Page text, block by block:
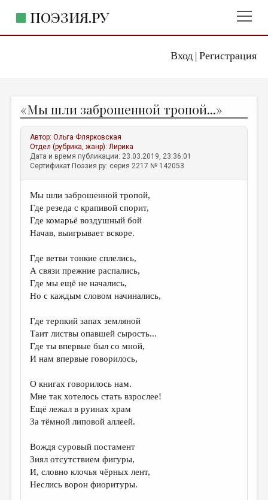
Вход| Регистрация
ПОЭЗИЯ.РУ
ЖАНРЫ
АВТОРЫ
КОММЕНТАРИИ
ЛИТСАЛОН
НОВОСТИ
ПРАВИЛА САЙТА
ИЗБРАННОЕ
ДАЙДЖЕСТ
ПЕРЕВОДЫ
КОНКУРСЫ
КНИЖНАЯ ПОЛКА
ОБЗОР ЛИТЕРАТУРЫ
ОБЪЯВЛЕНИЯ
КОЛОНКА РЕДАКТОРА
«Мы шли заброшенной тропой...»
Автор:Ольга Флярковская
Отдел (рубрика, жанр):Лирика
Дата и время публикации: 23.03.2019, 23:36:01
Сертификат Поэзия.ру: серия 2217 № 142053
Мы шли заброшенной тропой,
Где резеда с крапивой спорит,
Где комарьё воздушный бой
Начав, выигрывает вскоре.
Где ветви тонкие сплелись,
А связи прежние распались,
Где мы ещё не начались,
Но с каждым словом начинались,
Где терпкий запах земляной
Таит листвы опавшей сырость...
Где ты впервые был со мной,
И нам впервые говорилось,
О книгах говорилось нам.
Мне так хотелось стать взрослее!
Ещё лежал в руинах храм
За тёмной липовой аллеей.
Вождя суровый постамент
Зиял отсутствием фигуры,
И, словно клочья чёрных лент,
Неслись ворон фиоритуры.